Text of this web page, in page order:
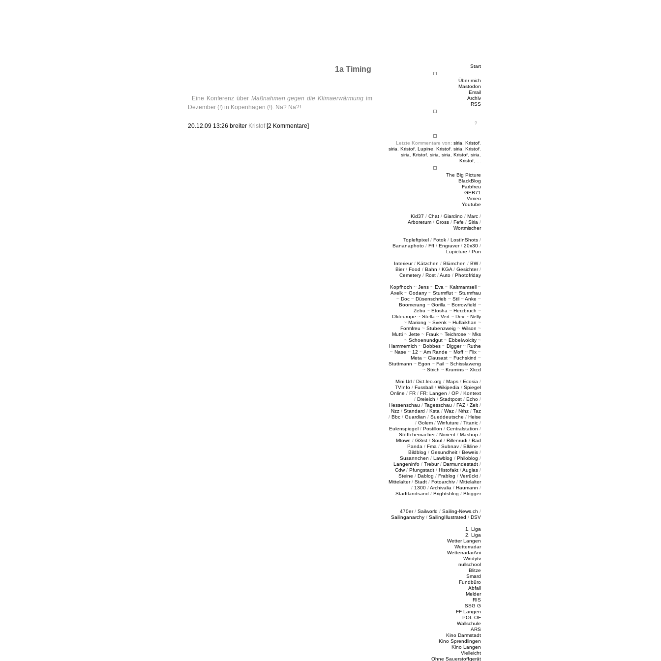
Start
Über mich
Mastodon
Email
Archiv
RSS
Letzte Kommentare von: siria Kristof
siria
Kristof Lupine Kristof siria Kristof
siria
Kristof siria siria Kristof siria
Kristof
The Big Picture
BlackBlog
Farbfreu
GER71
Vimeo
Youtube
Kid37 / Chat / Giardino / Marc /
Arboretum / Gross / Fefe / Siria /
Wortmischer
Topleftpixel / Fotok / LostInShots /
Bananaphoto / Fff / Engraver/ 20x30 /
Lupicture / Pun
Interieur/ Kätzchen / Blümchen / BW/
Bier/ Food / Bahn / KGA / Gesichter/
Cemetery / Rost /Auto / Photofriday
Kopfhoch ~ Jens ~ Eva ~ Kaltmamsell ~
Axelk ~ Godany ~ Sturmflut ~ Sturmfrau
~ Doc ~ Düsenschrieb ~ Stil ~Anke ~
Boomerang ~ Gorilla ~ Borrowfield ~
Zebu ~ Etosha ~ Herzbruch ~
Oldeurope ~ Stella ~ Vert ~ Dev ~ Nelly
~ Mariong ~ Svenk ~ Huflaikhan ~
Formfreu ~ Stubenzweig ~ Wilson ~
Mutti ~ Jette ~ Frauk ~ Teichrose ~ Mks
~ Schoenundgut ~ Ebbelwoicity ~
Hammernich ~ Bobbes ~ Digger~ Ruthe
~ Nase ~ 12 ~Am Rande ~ Moff ~ Flix ~
Meta ~ Clausast ~ Fuchskind ~
Stuttmann ~ Egon ~ Fail ~ Schisslaweng
~ Strich ~ Krumins ~ Xkcd
Mini Url / Dict.leo.org / Maps / Ecosia /
TVInfo / Fussball / Wikipedia / Spiegel
Online / FR / FR: Langen / OP / Kontext
/ Dreieich / Stadtpost / Echo /
Hessenschau / Tagesschau / FAZ / Zeit /
Nzz / Standard / Ksta / Waz / Nrhz / Taz
/ Bbc / Guardian / Sueddeutsche / Heise
/ Golem / Winfuture / Titanic /
Eulenspiegel / Postillon / Centralstation /
Stöffchemacher/ Norient / Mashup /
Mtown / G3rst / Soul / Rillenrudi / Bad
Panda / Fma / Subnav / Elkline /
Bildblog / Gesundheit / Beweis /
Susannchen / Lawblog / Philoblog /
Langeninfo / Trebur/ Darmundestadt /
Cdw/ Pfungstadt / Histofakt /Augias /
Steine / Dablog / Frablog / Verrückt /
Mittelalter/ Stadt / Fotoarchiv / Mittelalter
/ 1300 /Archivalia / Haumann /
Stadtlandsand / Brightsblog / Blogger
470er/ Sailworld / Sailing-News.ch /
Sailinganarchy / SailingIllustrated / DSV
1. Liga
2. Liga
Wetter Langen
Wetterradar
WetterradarAni
Windytv
nullschool
Blitze
Smard
Fundbüro
Abfall
Melder
RIS
SSG G
FF Langen
POL-OF
Wallschule
ARS
Kino Darmstadt
Kino Sprendlingen
Kino Langen
Vielleicht
Ohne Sauerstoffgerät
1a Timing
Eine Konferenz über Maßnahmen gegen die Klimaerwärmung im
Dezember (!) in Kopenhagen (!). Na? Na?!
20.12.09 13:26 breiter Kristof [2 Kommentare]